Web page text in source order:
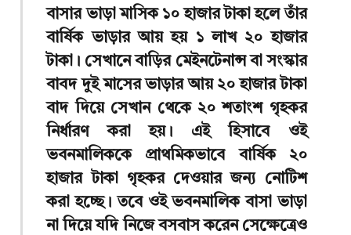
বাসার ভাড়া মাসিক ১০ হাজার টাকা হলে তাঁর
বার্ষিক ভাড়ার আয় হয় ১ লাখ ২০ হাজার
টাকা। সেখানে বাড়ির মেইনটেনান্স বা সংস্কার
বাবদ দুই মাসের ভাড়ার আয় ২০ হাজার টাকা
বাদ দিয়ে সেখান থেকে ২০ শতাংশ গৃহকর
নির্ধারণ করা হয়। এই হিসাবে ওই
ভবনমালিককে প্রাথমিকভাবে বার্ষিক ২০
হাজার টাকা গৃহকর দেওয়ার জন্য নোটিশ
করা হচ্ছে। তবে ওই ভবনমালিক বাসা ভাড়া
না দিয়ে যদি নিজে বসবাস করেন সেক্ষেত্রেও